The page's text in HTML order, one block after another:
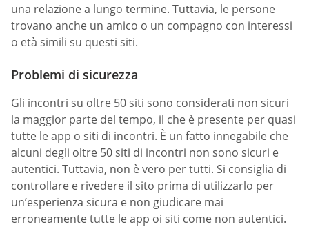
una relazione a lungo termine. Tuttavia, le persone
trovano anche un amico o un compagno con interessi
o età simili su questi siti.
Problemi di sicurezza
Gli incontri su oltre 50 siti sono considerati non sicuri
la maggior parte del tempo, il che è presente per quasi
tutte le app o siti di incontri. È un fatto innegabile che
alcuni degli oltre 50 siti di incontri non sono sicuri e
autentici. Tuttavia, non è vero per tutti. Si consiglia di
controllare e rivedere il sito prima di utilizzarlo per
un’esperienza sicura e non giudicare mai
erroneamente tutte le app oi siti come non autentici.